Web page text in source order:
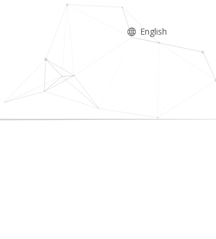
English